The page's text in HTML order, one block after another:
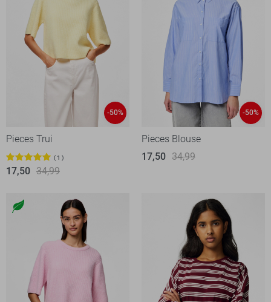
-50%
Pieces Trui
1
17,50 34,99
-50%
Pieces Blouse
17,50 34,99